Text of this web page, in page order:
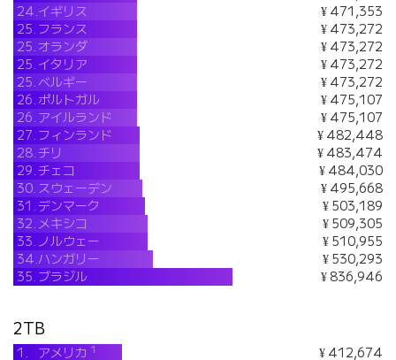
24.イギリス
¥ 471,353
25. フランス
¥ 473,272
25.オランダ
¥ 473,272
25. イタリア
¥ 473,272
25.ベルギー
¥ 473,272
26. ポルトガル
¥ 475,107
26. アイルランド
¥ 475,107
27. フィンランド
¥ 482,448
28.チリ
¥ 483,474
29.チェコ
¥ 484,030
30. スウェーデン
¥ 495,668
31.デンマーク
¥ 503,189
32. メキシコ
¥ 509,305
33. ノルウェー
¥ 510,955
34.ハンガリー
¥ 530,293
35. ブラジル ¥ 836,946
2TB
1. アメリカ 1 ¥ 412,674